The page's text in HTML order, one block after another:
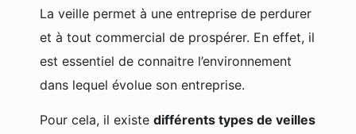
La veille permet à une entreprise de perdurer
et à tout commercial de prospérer. En effet, il
est essentiel de connaitre l’environnement
dans lequel évolue son entreprise.
Pour cela, il existe différents types de veilles